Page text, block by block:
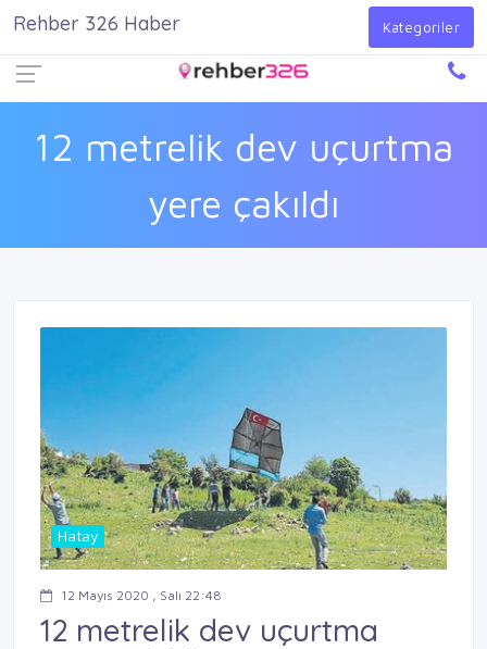
Giriş Yap
12 metrelik dev uçurtma
yere çakıldı
Rehber 326 Haber Kategoriler
Hatay
12 Mayıs 2020 , Salı 22:48
12 metrelik dev uçurtma